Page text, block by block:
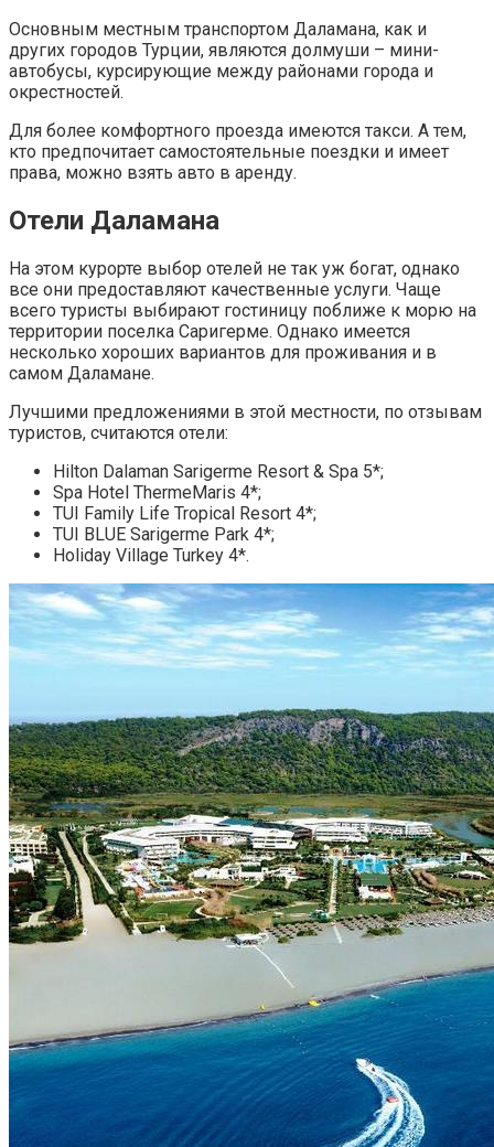
Основным местным транспортом Даламана, как и
других городов Турции, являются долмуши – мини-
автобусы, курсирующие между районами города и
окрестностей.
Для более комфортного проезда имеются такси. А тем,
кто предпочитает самостоятельные поездки и имеет
права, можно взять авто в аренду.
Отели Даламана
На этом курорте выбор отелей не так уж богат, однако
все они предоставляют качественные услуги. Чаще
всего туристы выбирают гостиницу поближе к морю на
территории поселка Саригерме. Однако имеется
несколько хороших вариантов для проживания и в
самом Даламане.
Лучшими предложениями в этой местности, по отзывам
туристов, считаются отели:
Hilton Dalaman Sarigerme Resort & Spa 5*;
Spa Hotel ThermeMaris 4*;
TUI Family Life Tropical Resort 4*;
TUI BLUE Sarigerme Park 4*;
Holiday Village Turkey 4*.